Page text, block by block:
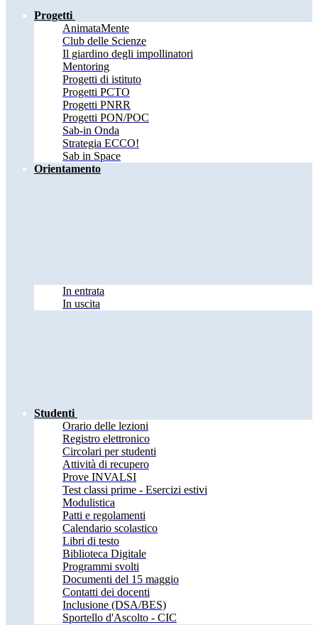
Progetti
AnimataMente
Club delle Scienze
Il giardino degli impollinatori
Mentoring
Progetti di istituto
Progetti PCTO
Progetti PNRR
Progetti PON/POC
Sab-in Onda
Strategia ECCO!
Sab in Space
Orientamento
In entrata
In uscita
Studenti
Orario delle lezioni
Registro elettronico
Circolari per studenti
Attività di recupero
Prove INVALSI
Test classi prime - Esercizi estivi
Modulistica
Patti e regolamenti
Calendario scolastico
Libri di testo
Biblioteca Digitale
Programmi svolti
Documenti del 15 maggio
Contatti dei docenti
Inclusione (DSA/BES)
Sportello d'Ascolto - CIC